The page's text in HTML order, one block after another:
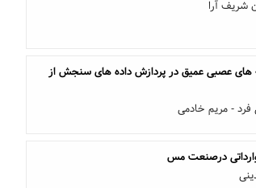
شریف آرا
های عصبی عمیق در پردازش داده های سنجش از
فرد - مریم خادمی
درصنعت مس